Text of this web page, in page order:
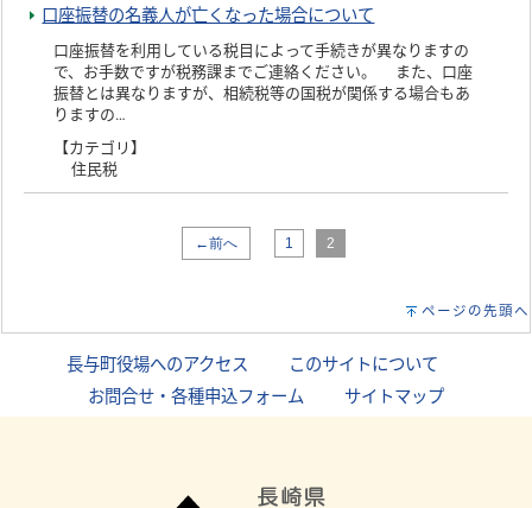
口座振替の名義人が亡くなった場合について
口座振替を利用している税目によって手続きが異なりますの
で、お手数ですが税務課までご連絡ください。 また、口座
振替とは異なりますが、相続税等の国税が関係する場合もあ
りますの…
【カテゴリ】
住民税
←前へ 1 2
ページの先頭へ
長与町役場へのアクセス このサイトについて
お問合せ・各種申込フォーム
サイトマップ